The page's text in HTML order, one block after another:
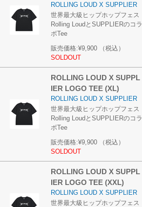
ROLLING LOUD X SUPPLIER
世界最大級ヒップホップフェス
Rolling LoudとSUPPLIERのコラ
ボTee
販売価格:¥9,900
（税込）
SOLDOUT
ROLLING LOUD X SUPPL
IER LOGO TEE (XL)
ROLLING LOUD X SUPPLIER
世界最大級ヒップホップフェス
Rolling LoudとSUPPLIERのコラ
ボTee
販売価格:¥9,900
（税込）
SOLDOUT
ROLLING LOUD X SUPPL
IER LOGO TEE (XXL)
ROLLING LOUD X SUPPLIER
世界最大級ヒップホップフェス